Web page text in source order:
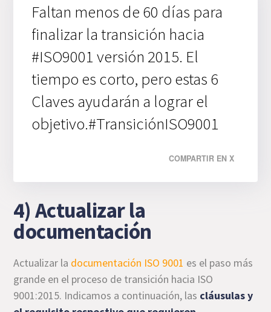
Faltan menos de 60 días para
finalizar la transición hacia
#ISO9001 versión 2015. El
tiempo es corto, pero estas 6
Claves ayudarán a lograr el
objetivo.#TransiciónISO9001
COMPARTIR EN X
4) Actualizar la
documentación
Actualizar la documentación ISO 9001 es el paso más
grande en el proceso de transición hacia ISO
9001:2015. Indicamos a continuación, las cláusulas y